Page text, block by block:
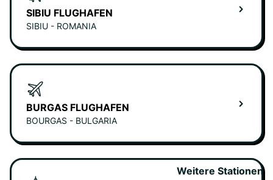
SIBIU FLUGHAFEN
SIBIU - ROMANIA
BURGAS FLUGHAFEN
BOURGAS - BULGARIA
Weitere Stationen